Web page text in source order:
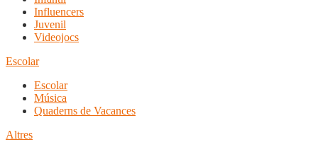
Influencers
Juvenil
Videojocs
Escolar
Escolar
Música
Quaderns de Vacances
Altres